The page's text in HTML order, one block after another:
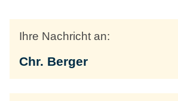
Ihre Nachricht an:
Chr. Berger